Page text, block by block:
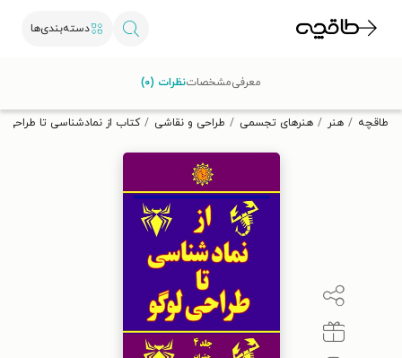
دسته‌بندی‌ها
تخفیف از طاقچه دریافت کن.
طاقچه هنر هنرهای تجسمی طراحی و نقاشی کتاب از نمادشناسی تا طراحی
معرفیمشخصاتنظرات (۰)